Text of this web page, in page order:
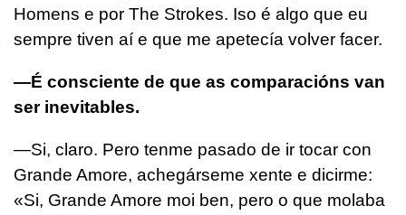
Homens e por The Strokes. Iso é algo que eu
sempre tiven aí e que me apetecía volver facer.
—É consciente de que as comparacións van
ser inevitables.
—Si, claro. Pero tenme pasado de ir tocar con
Grande Amore, achegárseme xente e dicirme:
«Si, Grande Amore moi ben, pero o que molaba